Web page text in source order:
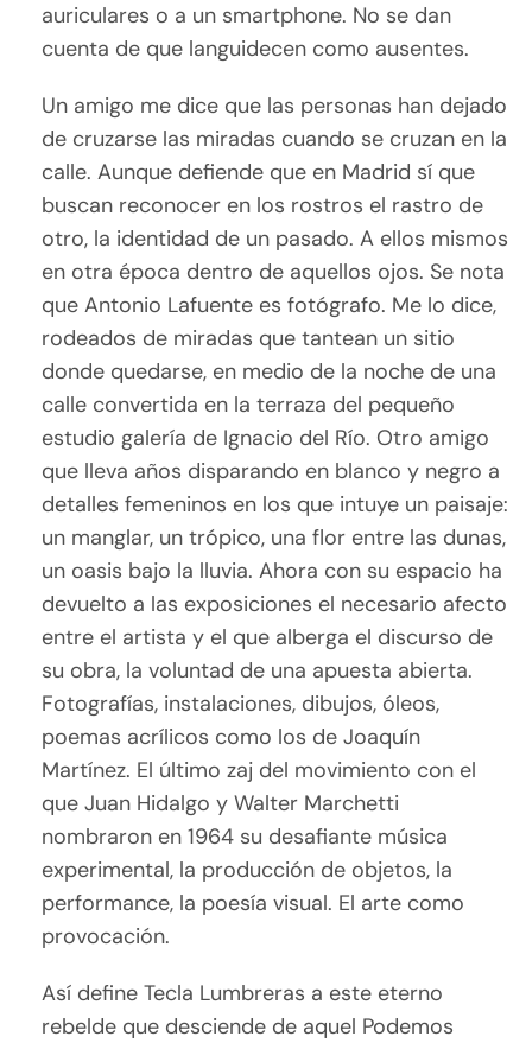
auriculares o a un smartphone. No se dan
cuenta de que languidecen como ausentes.
Un amigo me dice que las personas han dejado
de cruzarse las miradas cuando se cruzan en la
calle. Aunque defiende que en Madrid sí que
buscan reconocer en los rostros el rastro de
otro, la identidad de un pasado. A ellos mismos
en otra época dentro de aquellos ojos. Se nota
que Antonio Lafuente es fotógrafo. Me lo dice,
rodeados de miradas que tantean un sitio
donde quedarse, en medio de la noche de una
calle convertida en la terraza del pequeño
estudio galería de Ignacio del Río. Otro amigo
que lleva años disparando en blanco y negro a
detalles femeninos en los que intuye un paisaje:
un manglar, un trópico, una flor entre las dunas,
un oasis bajo la lluvia. Ahora con su espacio ha
devuelto a las exposiciones el necesario afecto
entre el artista y el que alberga el discurso de
su obra, la voluntad de una apuesta abierta.
Fotografías, instalaciones, dibujos, óleos,
poemas acrílicos como los de Joaquín
Martínez. El último zaj del movimiento con el
que Juan Hidalgo y Walter Marchetti
nombraron en 1964 su desafiante música
experimental, la producción de objetos, la
performance, la poesía visual. El arte como
provocación.
Así define Tecla Lumbreras a este eterno
rebelde que desciende de aquel Podemos